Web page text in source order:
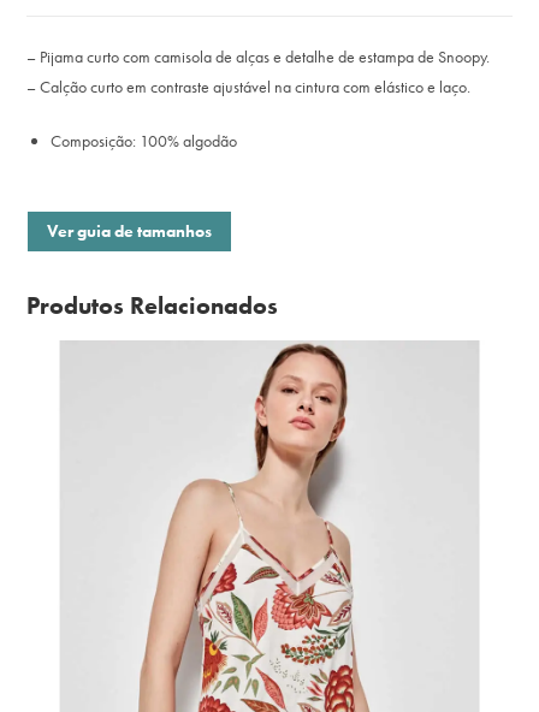
– Pijama curto com camisola de alças e detalhe de estampa de Snoopy.
– Calção curto em contraste ajustável na cintura com elástico e laço.
Composição: 100% algodão
Ver guia de tamanhos
Produtos Relacionados